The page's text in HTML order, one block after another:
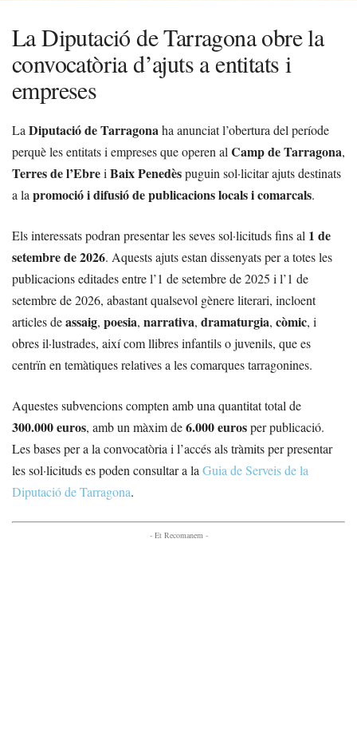
La Diputació de Tarragona obre la
convocatòria d’ajuts a entitats i
empreses
La Diputació de Tarragonaha anunciat l’obertura del període
perquè les entitats i empreses que operen al Camp de Tarragona,
Terres de l’Ebrei Baix Penedèspuguin sol·licitar ajuts destinats
a la promoció i difusió de publicacions locals i comarcals.
Els interessats podran presentar les seves sol·licituds fins al 1 de
setembre de 2026. Aquests ajuts estan dissenyats per a totes les
publicacions editades entre l’1 de setembre de 2025 i l’1 de
setembre de 2026, abastant qualsevol gènere literari, incloent
articles deassaig, poesia, narrativa, dramaturgia, còmic, i
obres il·lustrades, així com llibres infantils o juvenils, que es
centrïn en temàtiques relatives a les comarques tarragonines.
Aquestes subvencions compten amb una quantitat total de
300.000 euros, amb un màxim de6.000 eurosper publicació.
Les bases per a la convocatòria i l’accés als tràmits per presentar
les sol·licituds es poden consultar a la Guia de Serveis de la
Diputació de Tarragona.
- Et Recomanem -